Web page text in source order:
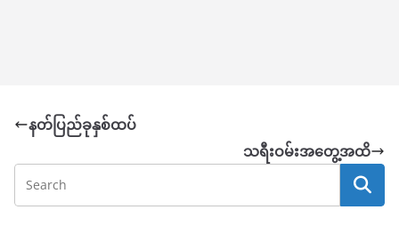
နတ်ပြည်ခုနှစ်ထပ်
သရီးဝမ်းအတွေ့အထိ